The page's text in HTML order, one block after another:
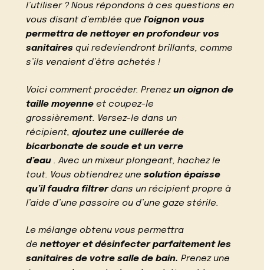
l’utiliser ? Nous répondons à ces questions en
vous disant d’emblée quel’oignon vous
permettra de nettoyer en profondeur vos
sanitaires qui redeviendront brillants, comme
s’ils venaient d’être achetés !
Voici comment procéder. Prenezun oignon de
taille moyenne et coupez-le
grossièrement. Versez-le dans un
récipient,ajoutez une cuillerée de
bicarbonate de soude et un verre
d’eau . Avec un mixeur plongeant, hachez le
tout. Vous obtiendrez unesolution épaisse
qu’il faudra filtrerdans un récipient propre à
l’aide d’une passoire ou d’une gaze stérile.
Le mélange obtenu vous permettra
denettoyer et désinfecter parfaitement les
sanitaires de votre salle de bain.Prenez une